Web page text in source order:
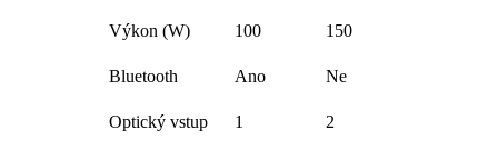
Výkon (W) 100 150
Bluetooth Ano Ne
Optický vstup 1 2